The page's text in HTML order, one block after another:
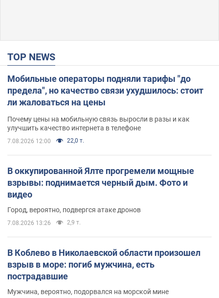
TOP NEWS
Мобильные операторы подняли тарифы "до
предела", но качество связи ухудшилось: стоит
ли жаловаться на цены
Почему цены на мобильную связь выросли в разы и как
улучшить качество интернета в телефоне
7.08.2026 12:00 22,0 т.
В оккупированной Ялте прогремели мощные
взрывы: поднимается черный дым. Фото и
видео
Город, вероятно, подвергся атаке дронов
7.08.2026 13:26 2,9 т.
В Коблево в Николаевской области произошел
взрыв в море: погиб мужчина, есть
пострадавшие
Мужчина, вероятно, подорвался на морской мине